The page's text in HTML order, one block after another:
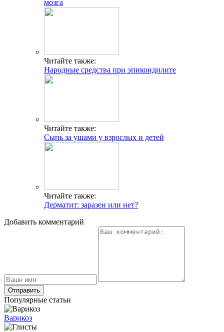
мозга
Читайте также:
Народные средства при эпикондилите
Читайте также:
Сыпь за ушами у взрослых и детей
Читайте также:
Дерматит: заразен или нет?
Добавить комментарий
Популярные статьи
Варикоз